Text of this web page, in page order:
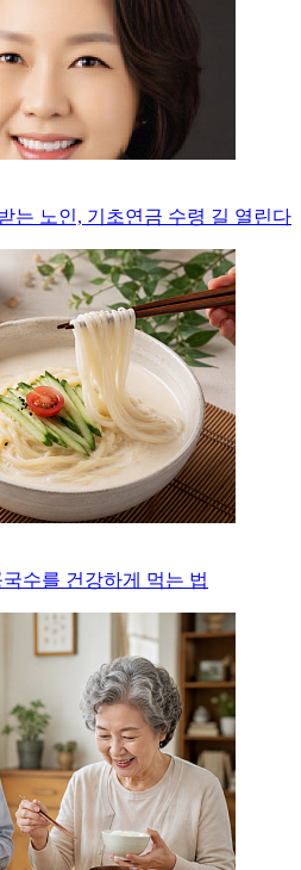
는 노인, 기초연금 수령 길 열린다
수를 건강하게 먹는 법